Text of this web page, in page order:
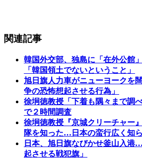
関連記事
韓国外交部、独島に「在外公館
「韓国領土でないということ」
旭日旗人力車がニューヨークを
争の恐怖想起させる行為」
徐坰徳教授「下着も隅々まで調
で２時間調査
徐坰徳教授『京城クリーチャー
隊を知った…日本の蛮行広く知ら
日本、旭日旗なびかせ釜山入港
起させる戦犯旗」